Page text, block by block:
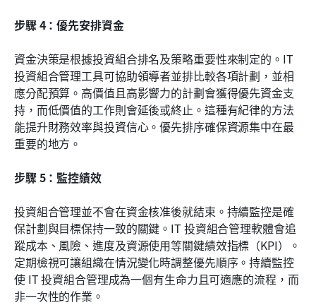
步驟 4：優先安排資金
資金決策是根據投資組合排名及策略重要性來制定的。IT
投資組合管理工具可協助領導者並排比較各項計劃，並相
應分配預算。高價值且高影響力的計劃會獲得優先資金支
持，而低價值的工作則會延後或終止。這種有紀律的方法
能提升財務效率與投資信心。優先排序確保資源集中在最
重要的地方。
步驟 5：監控績效
投資組合管理並不會在資金核准後就結束。持續監控是確
保計劃與目標保持一致的關鍵。IT 投資組合管理軟體會追
蹤成本、風險、進度及資源使用等關鍵績效指標（KPI）。
定期檢視可讓組織在情況變化時調整優先順序。持續監控
使 IT 投資組合管理成為一個有生命力且可適應的流程，而
非一次性的作業。